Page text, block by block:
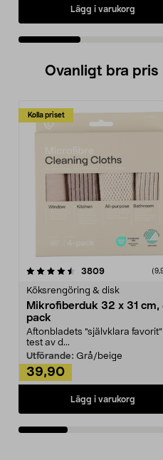
Lägg i varukorg
Ovanligt bra pris
Kolla priset
3809recensioner
Köksrengöring & disk
Mikrofiberduk 32 x 31 cm,
pack
Aftonbladets "självklara favorit”
test av d...
Utförande: Grå/beige
39,90
Lägg i varukorg
4.0av 5 stjärnor